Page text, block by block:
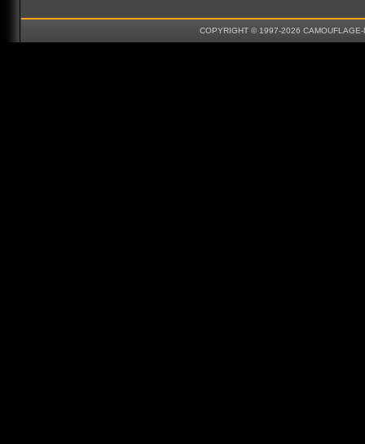
COPYRIGHT © 1997-2026 CAMOUFLAGE-